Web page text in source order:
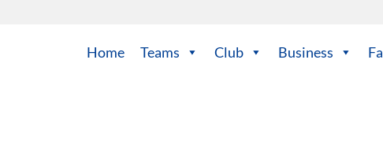
Home Teams Club Business